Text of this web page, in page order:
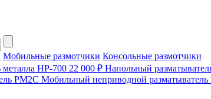
Мобильные размотчики Консольные размотчики
HP-700 22 000 ₽ Напольный
РМ2С Мобильный неприводной